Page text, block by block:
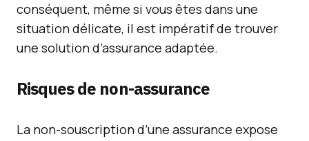
conséquent, même si vous êtes dans une
situation délicate, il est impératif de trouver
une solution d’assurance adaptée.
Risques de non-assurance
La non-souscription d’une assurance expose